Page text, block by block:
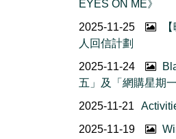
EYES ON ME》
2025-11-25
人回信計劃
2025-11-24
五」及「網購星期一
2025-11-21
2025-11-19